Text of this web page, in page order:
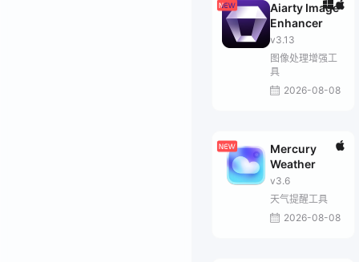
Aiarty Image
Enhancer
v3.13
图像处理增强工
具
2026-08-08
Mercury
Weather
v3.6
天气提醒工具
2026-08-08